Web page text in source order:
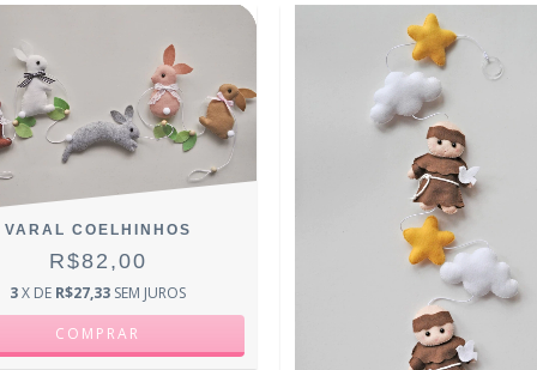
VARAL COELHINHOS
R$82,00
3X DE R$27,33 SEM JUROS